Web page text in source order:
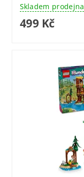
Skladem prodejna
499 Kč